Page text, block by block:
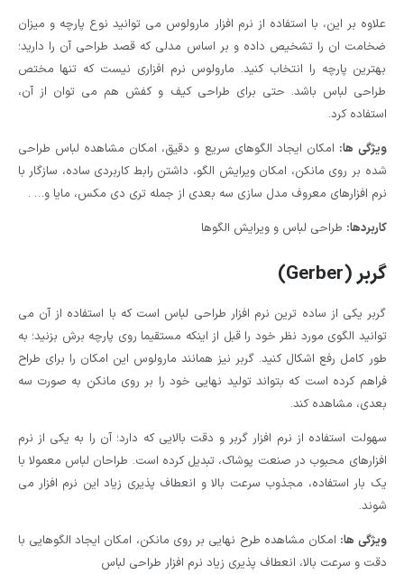
علاوه بر این، با استفاده از نرم افزار مارولوس می توانید نوع پارچه و میزان
ضخامت ان را تشخیص داده و بر اساس مدلی که قصد طراحی آن را دارید؛
بهترین پارچه را انتخاب کنید. مارولوس نرم افزاری نیست که تنها مختص
طراحی لباس باشد. حتی برای طراحی کیف و کفش هم می توان از آن،
استفاده کرد.
ویژگی ها: امکان ایجاد الگوهای سریع و دقیق، امکان مشاهده لباس طراحی
شده بر روی مانکن، امکان ویرایش الگو، داشتن رابط کاربردی ساده، سازگار با
نرم افزارهای معروف مدل سازی سه بعدی از جمله تری دی مکس، مایا و… .
کاربردها: طراحی لباس و ویرایش الگوها
گربر (Gerber)
گربر یکی از ساده ترین نرم افزار طراحی لباس است که با استفاده از آن می
توانید الگوی مورد نظر خود را قبل از اینکه مستقیما روی پارچه برش بزنید؛ به
طور کامل رفع اشکال کنید. گربر نیز همانند مارولوس این امکان را برای طراح
فراهم کرده است که بتواند تولید نهایی خود را بر روی مانکن به صورت سه
بعدی، مشاهده کند.
سهولت استفاده از نرم افزار گربر و دقت بالایی که دارد؛ آن را به یکی از نرم
افزارهای محبوب در صنعت پوشاک، تبدیل کرده است. طراحان لباس معمولا با
یک بار استفاده، مجذوب سرعت بالا و انعطاف پذیری زیاد این نرم افزار می
شوند.
ویژگی ها: امکان مشاهده طرح نهایی بر روی مانکن، امکان ایجاد الگوهایی با
دقت و سرعت بالا، انعطاف پذیری زیاد نرم افزار طراحی لباس